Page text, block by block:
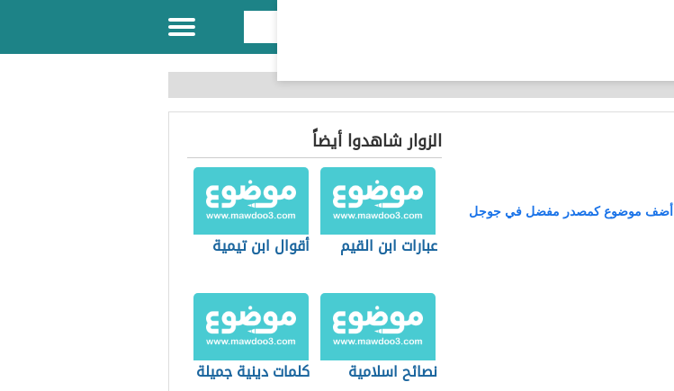
أضف موضوع كمصدر مفضل في جوجل
الزوار شاهدوا أيضاً
عبارات ابن القيم أقوال ابن تيمية
نصائح اسلامية كلمات دينية جميلة